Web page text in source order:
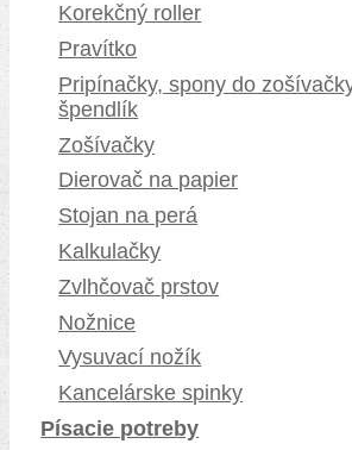
Korekčný roller
Pravítko
Pripínačky, spony do
špendlík
Zošívačky
Dierovač na papier
Stojan na perá
Kalkulačky
Zvlhčovač prstov
Nožnice
Vysuvací nožík
Kancelárske spinky
Písacie potreby